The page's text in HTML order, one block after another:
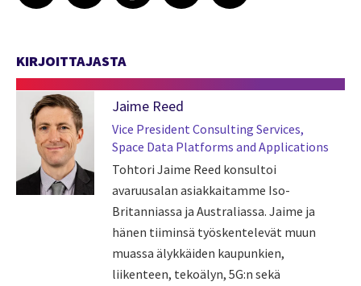
KIRJOITTAJASTA
Jaime Reed
Vice President Consulting Services,
Space Data Platforms and Applications
Tohtori Jaime Reed konsultoi
avaruusalan asiakkaitamme Iso-
Britanniassa ja Australiassa. Jaime ja
hänen tiiminsä työskentelevät muun
muassa älykkäiden kaupunkien,
liikenteen, tekoälyn, 5G:n sekä